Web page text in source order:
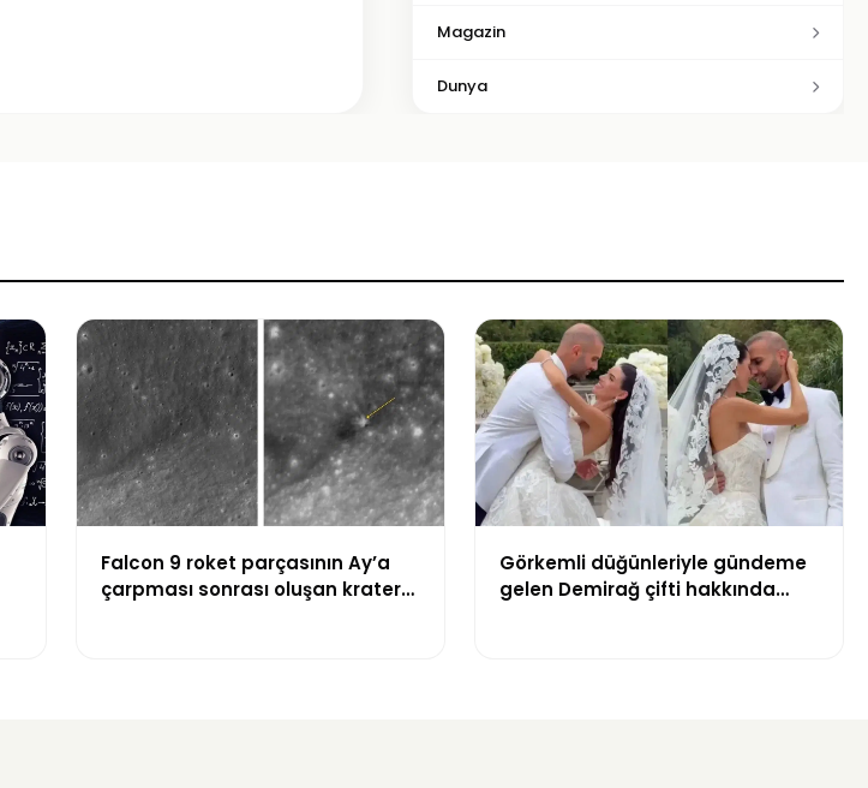
Magazin
Dunya
Falcon 9 roket parçasının Ay’a
çarpması sonrası oluşan krater
Görkemli düğünleriyle gündeme
gelen Demirağ çifti hakkında